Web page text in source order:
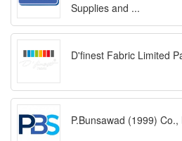
Supplies and ...
D'finest Fabric Limited
P.Bunsawad (1999) Co.,